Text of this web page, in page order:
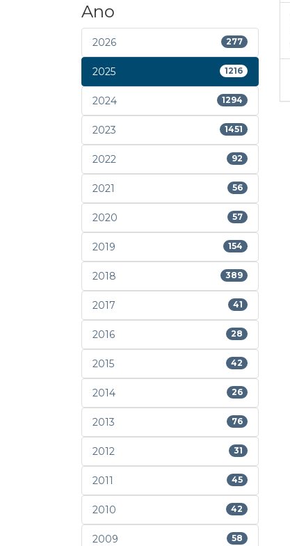
Ano
2026 277
2025 1216
2024 1294
2023 1451
2022 92
2021 56
2020 57
2019 154
2018 389
2017 41
2016 28
2015 42
2014 26
2013 76
2012 31
2011 45
2010 42
2009 58